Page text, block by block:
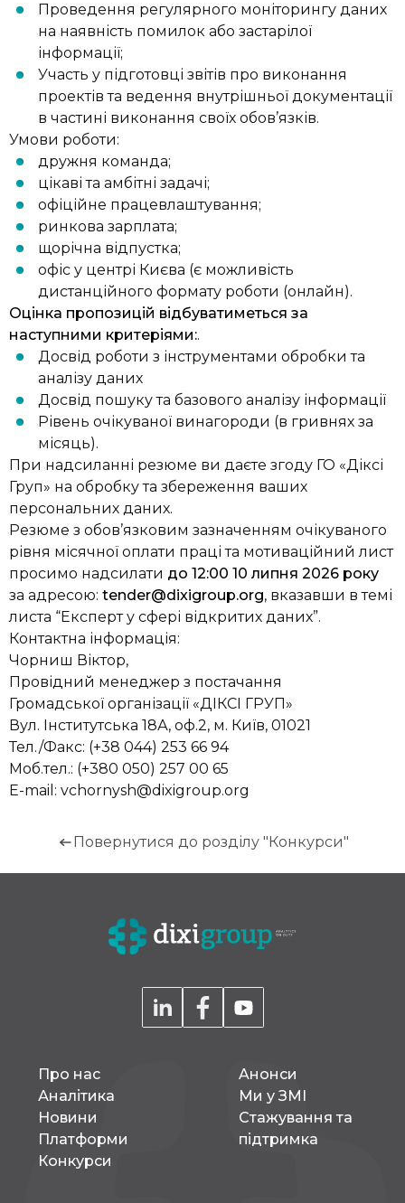
Проведення регулярного моніторингу даних
на наявність помилок або застарілої
інформації;
Участь у підготовці звітів про виконання
проектів та ведення внутрішньої документації
в частині виконання своїх обов’язків.
Умови роботи:
дружня команда;
цікаві та амбітні задачі;
офіційне працевлаштування;
ринкова зарплата;
щорічна відпустка;
офіс у центрі Києва (є можливість
дистанційного формату роботи (онлайн).
Оцінка пропозицій відбуватиметься за
наступними критеріями:.
Досвід роботи з інструментами обробки та
аналізу даних
Досвід пошуку та базового аналізу інформації
Рівень очікуваної винагороди (в гривнях за
місяць).
При надсиланні резюме ви даєте згоду ГО «Діксі
Груп» на обробку та збереження ваших
персональних даних.
Резюме з обов’язковим зазначенням очікуваного
рівня місячної оплати праці та мотиваційний лист
просимо надсилати до 12:00 10 липня 2026 року
за адресою: tender@dixigroup.org, вказавши в темі
листа “Експерт у сфері відкритих даних”.
Контактна інформація:
Чорниш Віктор,
Провідний менеджер з постачання
Громадської організації «ДІКСІ ГРУП»
Вул. Інститутська 18А, оф.2, м. Київ, 01021
Тел./Факс: (+38 044) 253 66 94
Моб.тел.: (+380 050) 257 00 65
E-mail: vchornysh@dixigroup.org
Повернутися до розділу "Конкурси"
Про нас
Аналітика
Новини
Платформи
Конкурси
Aнонси
Ми у ЗМІ
Стажування та
підтримка